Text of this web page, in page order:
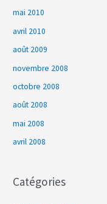
mai 2010
avril 2010
août 2009
novembre 2008
octobre 2008
août 2008
mai 2008
avril 2008
Catégories